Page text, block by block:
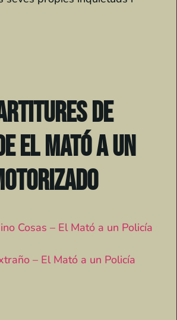
de
El Mató a un
Cosas – El Mató a un Policía
– El Mató a un Policía